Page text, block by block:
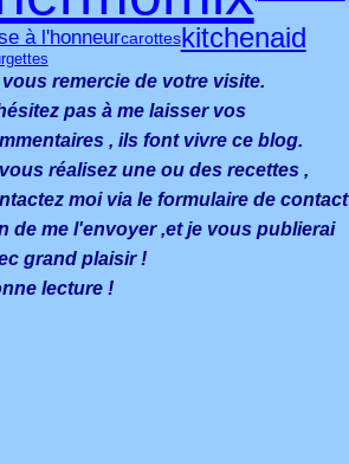
à l'honneurcarotteskitchenaid
remercie de votre visite.
pas à me laisser vos
, ils font vivre ce blog.
réalisez une ou des recettes ,
moi via le formulaire de contact
de me l'envoyer ,et je vous publierai
grand plaisir !
lecture !